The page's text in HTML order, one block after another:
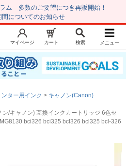
ム 多数のご要望につき再販開始！
間についてのお知らせ
マイページ
お気に入り
レビュー履歴
マイページ カート 検索 メニュー
ンター用インク
キャノン(Canon)
/キャノン) 互換インクカートリッジ 6色セ
bci326 bci325 bcl326 bcl325 bcl-326